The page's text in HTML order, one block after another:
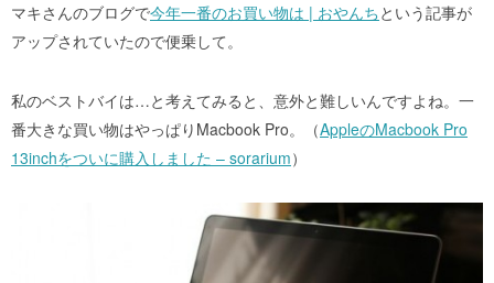
マキさんのブログで今年一番のお買い物は | おやんちという記事が
アップされていたので便乗して。
私のベストバイは…と考えてみると、意外と難しいんですよね。一
番大きな買い物はやっぱりMacbook Pro。（AppleのMacbook Pro
13inchをついに購入しました – sorarium）